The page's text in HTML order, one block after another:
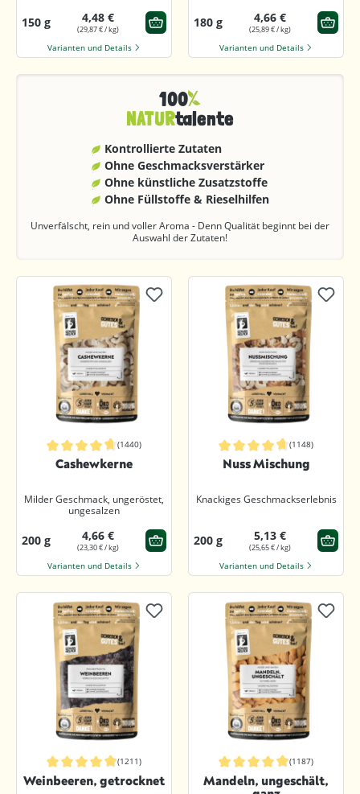
150 g 4,48 €
(29,87 € / kg)
Varianten und Details
180 g 4,66 €
(25,89 € / kg)
Varianten und Details
100
NATURtalente
Kontrollierte Zutaten
Ohne Geschmacks­verstärker
Ohne künstliche Zusatzstoffe
Ohne Füllstoffe & Rieselhilfen
Unverfälscht, rein und voller Aroma - Denn Qualität beginnt bei der
Auswahl der Zutaten!
Durchschnittliche Bewertung von 4.8 von 5 Sternen
(1440)
Cashewkerne
Milder Geschmack, ungeröstet,
ungesalzen
200 g 4,66 €
(23,30 € / kg)
Varianten und Details
Durchschnittliche Bewertung von
(1148)
Nuss Mischung
Knackiges Geschmackserlebnis
200 g 5,13 €
(25,65 € / kg)
Varianten und Details
Durchschnittliche Bewertung von 4.9 von 5 Sternen
(1211)
Weinbeeren, getrocknet Durchschnittliche Bewertung von
(1187)
Mandeln, ungeschält,